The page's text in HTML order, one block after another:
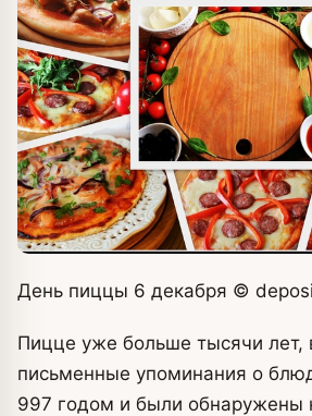
День пиццы 6 декабря ©
Пицце уже больше тысячи лет,
письменные упоминания о
997 годом и были